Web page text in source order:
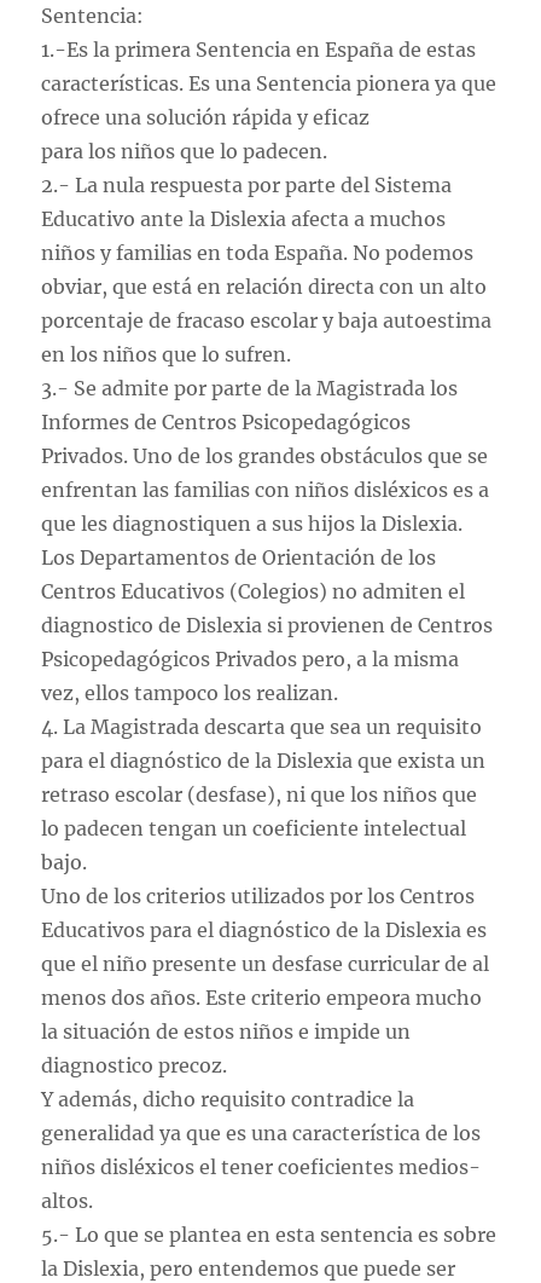
Sentencia:
1.-Es la primera Sentencia en España de estas
características. Es una Sentencia pionera ya que
ofrece una solución rápida y eficaz
para los niños que lo padecen.
2.- La nula respuesta por parte del Sistema
Educativo ante la Dislexia afecta a muchos
niños y familias en toda España. No podemos
obviar, que está en relación directa con un alto
porcentaje de fracaso escolar y baja autoestima
en los niños que lo sufren.
3.- Se admite por parte de la Magistrada los
Informes de Centros Psicopedagógicos
Privados. Uno de los grandes obstáculos que se
enfrentan las familias con niños disléxicos es a
que les diagnostiquen a sus hijos la Dislexia.
Los Departamentos de Orientación de los
Centros Educativos (Colegios) no admiten el
diagnostico de Dislexia si provienen de Centros
Psicopedagógicos Privados pero, a la misma
vez, ellos tampoco los realizan.
4. La Magistrada descarta que sea un requisito
para el diagnóstico de la Dislexia que exista un
retraso escolar (desfase), ni que los niños que
lo padecen tengan un coeficiente intelectual
bajo.
Uno de los criterios utilizados por los Centros
Educativos para el diagnóstico de la Dislexia es
que el niño presente un desfase curricular de al
menos dos años. Este criterio empeora mucho
la situación de estos niños e impide un
diagnostico precoz.
Y además, dicho requisito contradice la
generalidad ya que es una característica de los
niños disléxicos el tener coeficientes medios-
altos.
5.- Lo que se plantea en esta sentencia es sobre
la Dislexia, pero entendemos que puede ser